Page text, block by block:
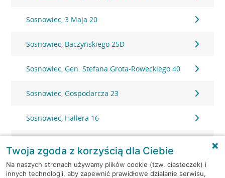
Sosnowiec, 3 Maja 20
Sosnowiec, Baczyńskiego 25D
Sosnowiec, Gen. Stefana Grota-Roweckiego 40
Sosnowiec, Gospodarcza 23
Sosnowiec, Hallera 16
Sosnowiec, Małachowskiego 7
Twoja zgoda z korzyścią dla Ciebie
Na naszych stronach używamy plików cookie (tzw. ciasteczek) i
innych technologii, aby zapewnić prawidłowe działanie serwisu,